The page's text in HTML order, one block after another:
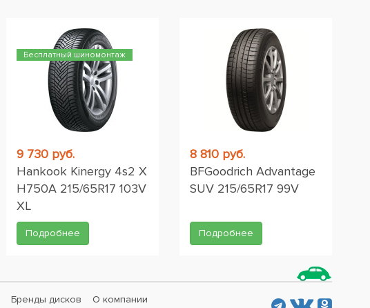
Бесплатный шиномонтаж
9 730 руб.
Hankook Kinergy 4s2 X
H750A 215/65R17 103V
XL
Подробнее
8 810 руб.
BFGoodrich Advantage
SUV 215/65R17 99V
Подробнее
Бренды дисков
О компании